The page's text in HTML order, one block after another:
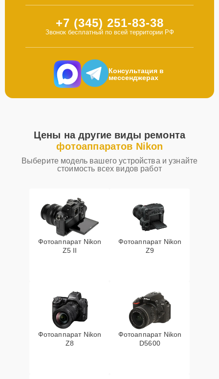
+7 (345) 251-83-38
Звонок бесплатный по всей территории РФ
Консультация в
мессенджерах
Цены на другие виды ремонта
фотоаппаратов Nikon
Выберите модель вашего устройства и узнайте
стоимость всех видов работ
Фотоаппарат Nikon
Z5 II
Фотоаппарат Nikon
Z9
Фотоаппарат Nikon
Z8
Фотоаппарат Nikon
D5600